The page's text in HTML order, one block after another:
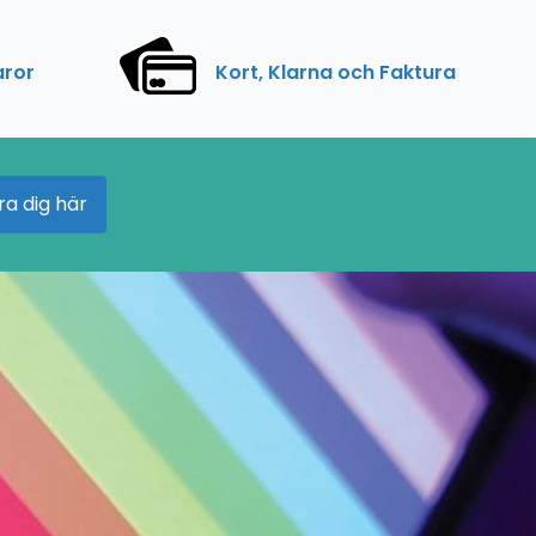
Kort, Klarna och Faktura
dig här